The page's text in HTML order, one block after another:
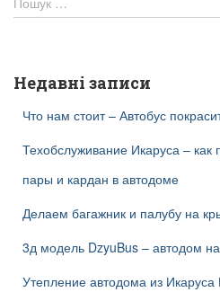
о
:Недавні записи
Что нам стоит – Автобус
Техобслуживание Икаруса –
пары и кардан в автодоме
Делаем багажник и палубу на
3д модель DzyuBus – автодом
Утепление автодома из